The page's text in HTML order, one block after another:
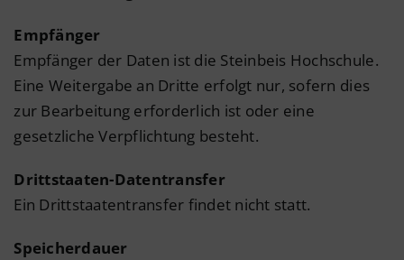
Empfänger
Empfänger der Daten ist die Steinbeis Hochschule.
Eine Weitergabe an Dritte erfolgt nur, sofern dies
zur Bearbeitung erforderlich ist oder eine
gesetzliche Verpflichtung besteht.
Drittstaaten-Datentransfer
Ein Drittstaatentransfer findet nicht statt.
Speicherdauer